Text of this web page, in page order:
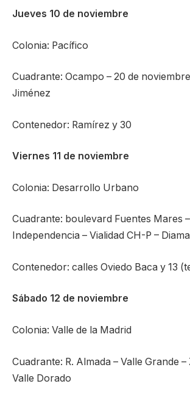
Jueves 10 de noviembre
Colonia: Pacífico
Cuadrante: Ocampo – 20 de
Jiménez
Contenedor: Ramírez y 30
Viernes 11 de noviembre
Colonia: Desarrollo Urbano
Cuadrante: boulevard Fuentes Mares
Independencia – Vialidad CH-P –
Contenedor: calles Oviedo Baca y 13
Sábado 12 de noviembre
Colonia: Valle de la Madrid
Cuadrante: R. Almada – Valle Grande
Valle Dorado